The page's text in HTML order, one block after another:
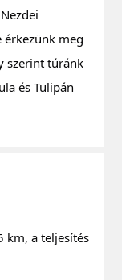
meg
szerint túránk
és Tulipán